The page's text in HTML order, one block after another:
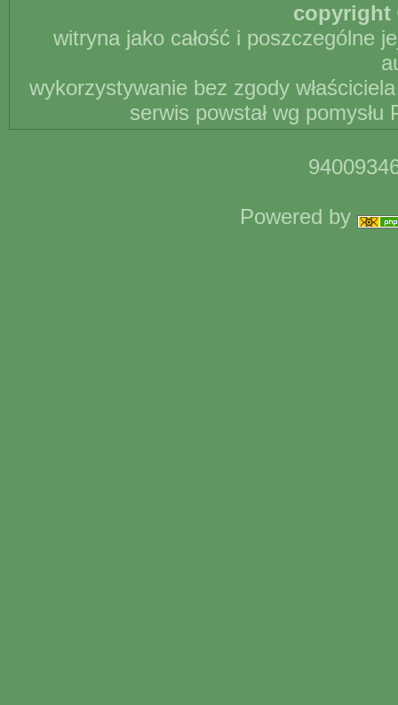
copyright
witryna jako całość i poszczególne
wykorzystywanie bez zgody
serwis powstał wg
Powered by